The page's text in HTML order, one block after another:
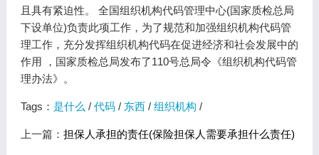
且具有紧迫性。 全国组织机构代码管理中心(国家质检总局
下设单位)负责此项工作，为了规范和加强组织机构代码管
理工作，充分发挥组织机构代码在促进经济和社会发展中的
作用 ，国家质检总局发布了110号总局令《组织机构代码管
理办法》。
Tags： 是什么 / 代码/ 东西/ 组织机构 /
上一篇： 担保人承担的责任(保险担保人需要承担什么责任)